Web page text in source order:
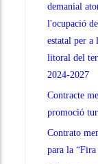
demanial
l'ocupació
estatal per a
litoral del
2024-2027
Contracte
promoció
Contrato
para la